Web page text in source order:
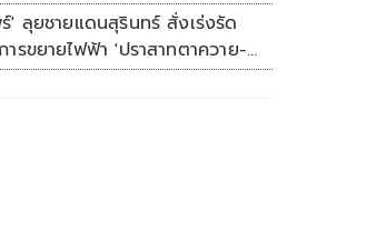
' ลุยชายแดนสุรินทร์ สั่งเร่งรัด
ารขยายไฟฟ้า 'ปราสาทตาควาย-